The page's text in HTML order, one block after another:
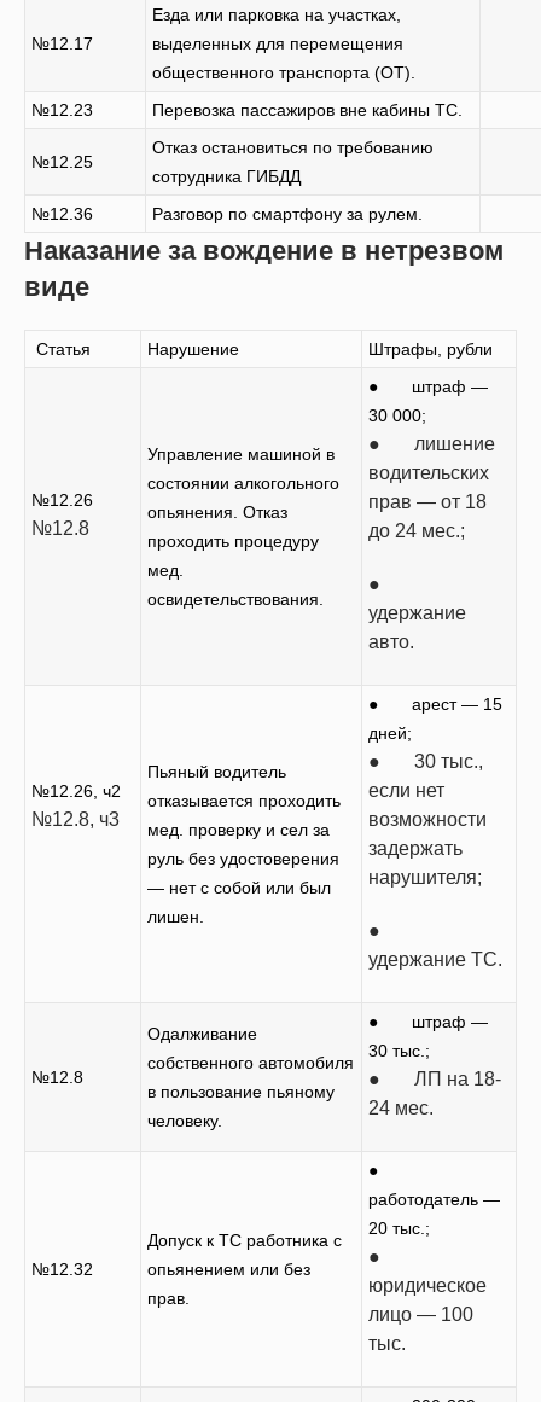
№12.17
Езда или парковка на участках,
выделенных для перемещения
общественного транспорта (ОТ).
№12.23
Перевозка пассажиров вне кабины ТС.
№12.25
Отказ остановиться по требованию
сотрудника ГИБДД
№12.36
Разговор по смартфону за рулем.
Наказание за вождение в нетрезвом
виде
Статья Нарушение Штрафы, рубли
№12.26
№12.8
Управление машиной в
состоянии алкогольного
опьянения. Отказ
проходить процедуру
мед.
освидетельствования.
● штраф —
30 000;
● лишение
водительских
прав — от 18
до 24 мес.;
●
удержание
авто.
№12.26, ч2
№12.8, ч3
Пьяный водитель
отказывается проходить
мед. проверку и сел за
руль без удостоверения
— нет с собой или был
лишен.
● арест — 15
дней;
● 30 тыс.,
если нет
возможности
задержать
нарушителя;
●
удержание ТС.
№12.8
Одалживание
собственного автомобиля
в пользование пьяному
человеку.
● штраф —
30 тыс.;
● ЛП на 18-
24 мес.
№12.32
Допуск к ТС работника с
опьянением или без
прав.
●
работодатель —
20 тыс.;
●
юридическое
лицо — 100
тыс.